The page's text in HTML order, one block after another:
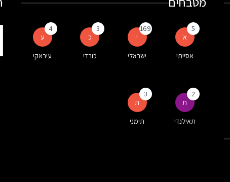
א
5
אסייתי
י
169
ישראלי
כ
3
כורדי
ע
4
עיראקי
ת
2
תאילנדי
ת
3
תימני